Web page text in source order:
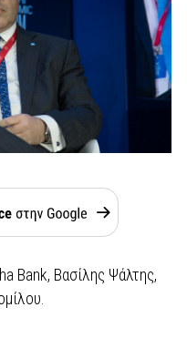
Bank, Βασίλης Ψάλτης,